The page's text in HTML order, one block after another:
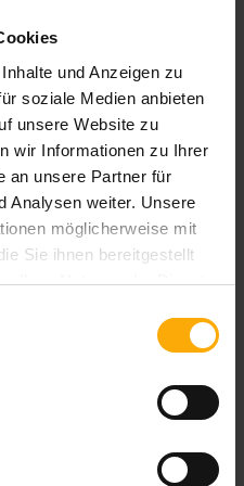
und Anzeigen zu
soziale Medien anbieten
unsere Website zu
wir Informationen zu Ihrer
an unsere Partner für
Analysen weiter. Unsere
möglicherweise mit
Sie ihnen bereitgestellt
Ihrer Nutzung der Dienste
Vertrieb und Service
bezüglich unserer
zu
sich jederzeit von
abmelden.
sowie unsere
unsere
Ihrer Privatsphäre
.